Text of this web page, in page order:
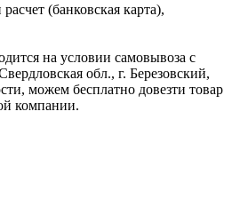
(банковская карта),
на условии самовывоза с
обл., г. Березовский,
можем бесплатно довезти товар
компании.